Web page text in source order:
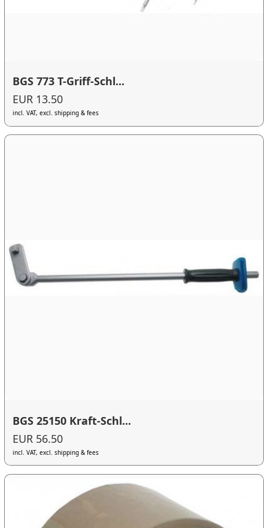
BGS 773 T-Griff-Schl...
EUR 13.50
incl. VAT, excl. shipping & fees
BGS 25150 Kraft-Schl...
EUR 56.50
incl. VAT, excl. shipping & fees